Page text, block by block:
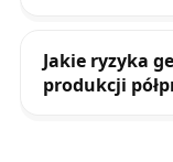
Jakie ryzyka
produkcji